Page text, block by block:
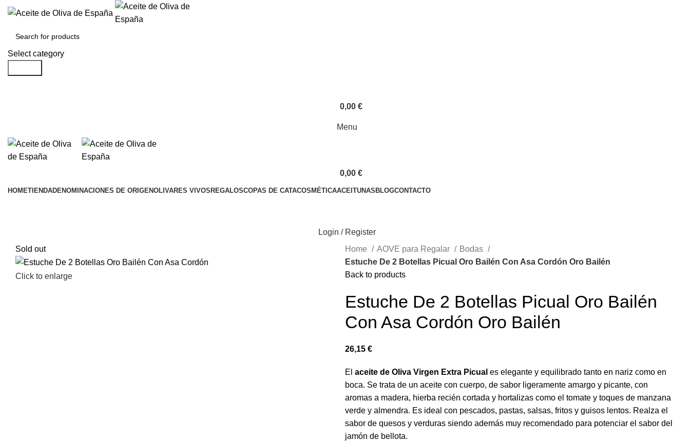
Select category
0,00 €
Menu
0,00 €
HOMETIENDADENOMINACIONES DE ORIGENOLIVARES VIVOS REGALOSCOPAS DE CATACOSMÉTICAACEITUNAS BLOGCONTACTO
Login / Register
Sold out
Click to enlarge
Home AOVE para Regalar
Bodas
Estuche De 2 Botellas Picual Oro Bailén Con Asa Cordón Oro Bailén
Back to products
Estuche De 2 Botellas Picual Oro Bailén
Con Asa Cordón Oro Bailén
€
El aceite de Oliva Virgen Extra Picual es elegante y equilibrado tanto en nariz como en
boca. Se trata de un aceite con cuerpo, de sabor ligeramente amargo y picante, con
aromas a madera, hierba recién cortada y hortalizas como el tomate y toques de manzana
verde y almendra. Es ideal con pescados, pastas, salsas, fritos y guisos lentos. Realza el
sabor de quesos y verduras siendo además muy recomendado para potenciar el sabor del
jamón de bellota.